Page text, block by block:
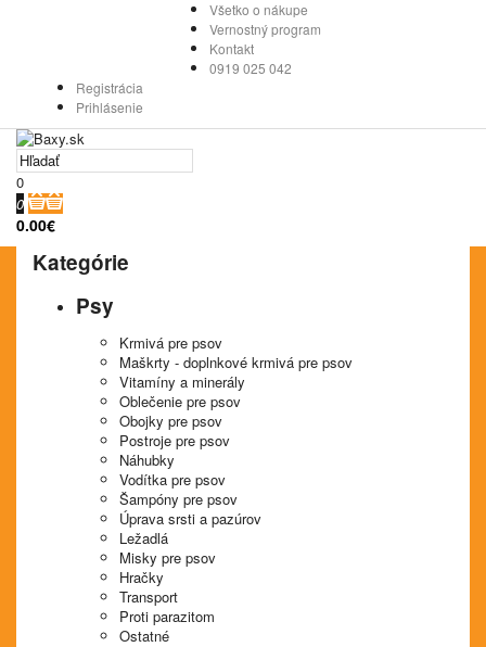
Všetko o nákupe
Vernostný program
Kontakt
0919 025 042
Registrácia
Prihlásenie
0
0
0.00€
Kategórie
Psy
Krmivá pre psov
Maškrty - doplnkové krmivá pre psov
Vitamíny a minerály
Oblečenie pre psov
Obojky pre psov
Postroje pre psov
Náhubky
Vodítka pre psov
Šampóny pre psov
Úprava srsti a pazúrov
Ležadlá
Misky pre psov
Hračky
Transport
Proti parazitom
Ostatné